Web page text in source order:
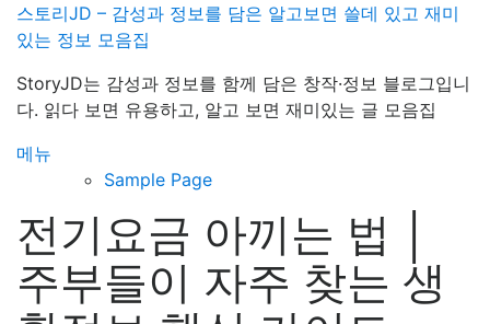
스토리JD – 감성과 정보를 담은 알고보면 쓸데 있고 재미
있는 정보 모음집
StoryJD는 감성과 정보를 함께 담은 창작·정보 블로그입니
다. 읽다 보면 유용하고, 알고 보면 재미있는 글 모음집
메뉴
Sample Page
전기요금 아끼는 법 │
주부들이 자주 찾는 생